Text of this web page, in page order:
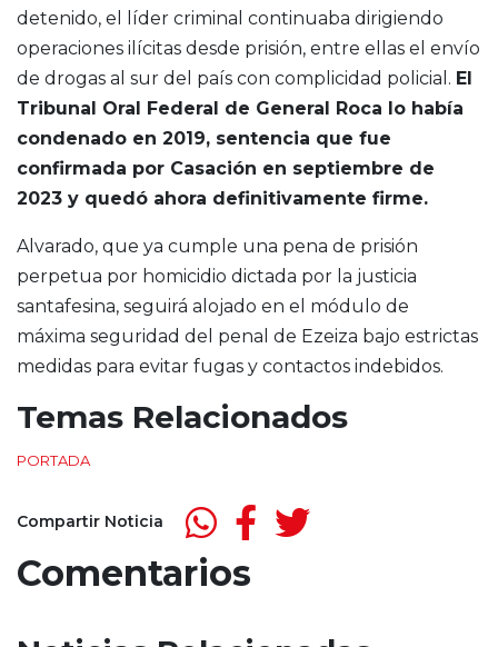
detenido, el líder criminal continuaba dirigiendo
operaciones ilícitas desde prisión, entre ellas el envío
de drogas al sur del país con complicidad policial. El
Tribunal Oral Federal de General Roca lo había
condenado en 2019, sentencia que fue
confirmada por Casación en septiembre de
2023 y quedó ahora definitivamente firme.
Alvarado, que ya cumple una pena de prisión
perpetua por homicidio dictada por la justicia
santafesina, seguirá alojado en el módulo de
máxima seguridad del penal de Ezeiza bajo estrictas
medidas para evitar fugas y contactos indebidos.
Temas Relacionados
PORTADA
Compartir Noticia
Comentarios